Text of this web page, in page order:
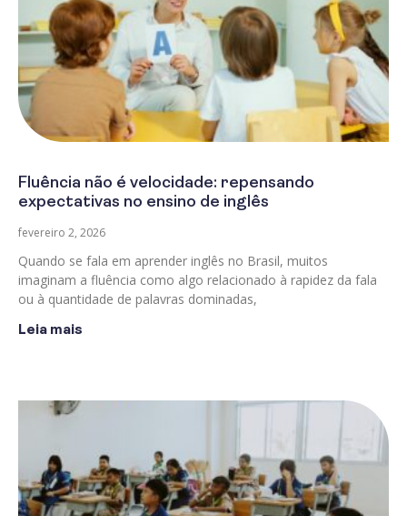
Fluência não é velocidade: repensando
expectativas no ensino de inglês
fevereiro 2, 2026
Quando se fala em aprender inglês no Brasil, muitos
imaginam a fluência como algo relacionado à rapidez da fala
ou à quantidade de palavras dominadas,
Leia mais